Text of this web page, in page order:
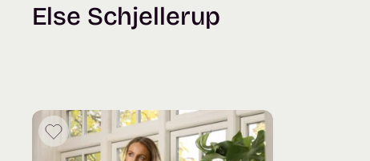
Else Schjellerup